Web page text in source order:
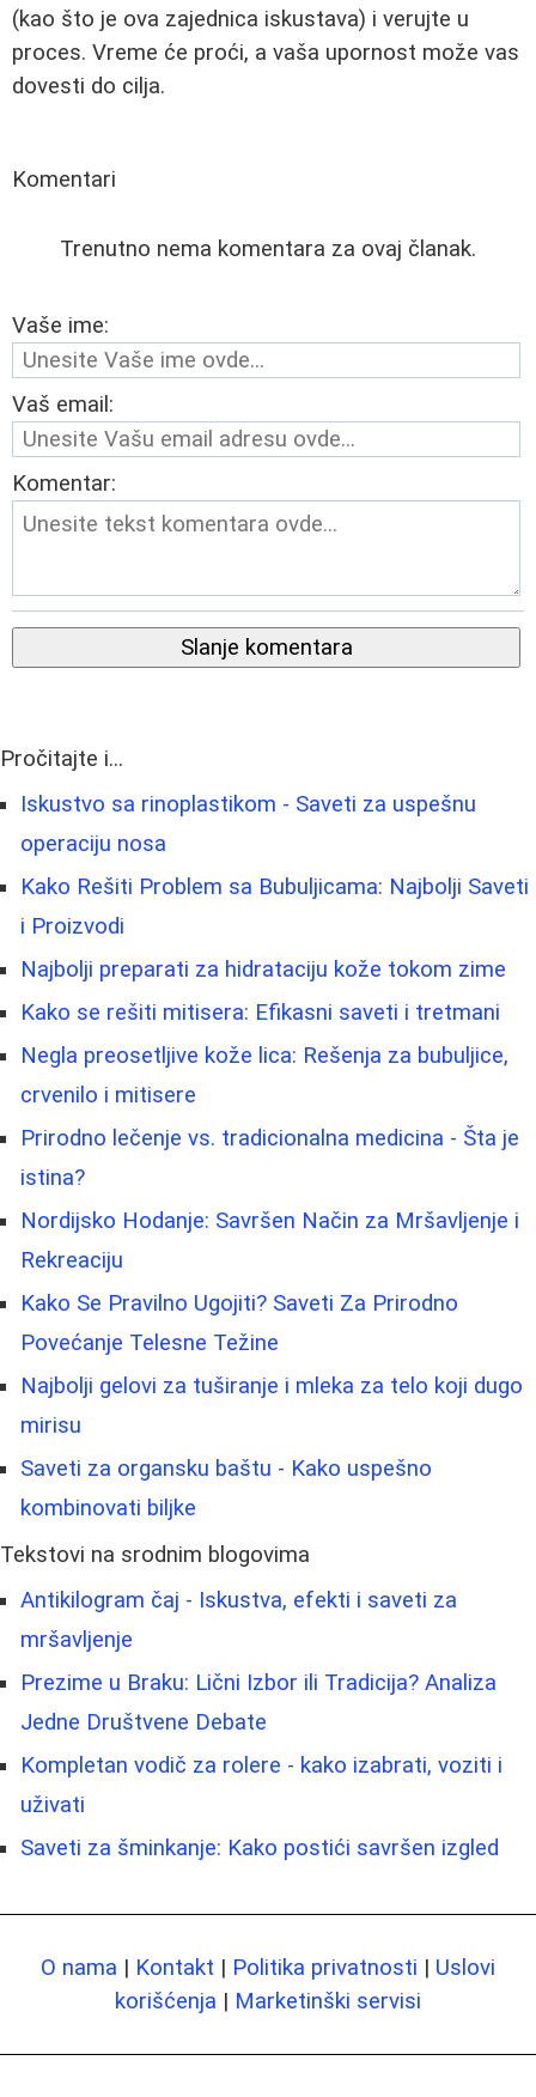
(kao što je ova zajednica iskustava) i verujte u
proces. Vreme će proći, a vaša upornost može vas
dovesti do cilja.
Komentari
Trenutno nema komentara za ovaj članak.
Vaše ime:
Vaš email:
Komentar:
Slanje komentara
Pročitajte i...
Iskustvo sa rinoplastikom - Saveti za uspešnu
operaciju nosa
Kako Rešiti Problem sa Bubuljicama: Najbolji Saveti
i Proizvodi
Najbolji preparati za hidrataciju kože tokom zime
Kako se rešiti mitisera: Efikasni saveti i tretmani
Negla preosetljive kože lica: Rešenja za bubuljice,
crvenilo i mitisere
Prirodno lečenje vs. tradicionalna medicina - Šta je
istina?
Nordijsko Hodanje: Savršen Način za Mršavljenje i
Rekreaciju
Kako Se Pravilno Ugojiti? Saveti Za Prirodno
Povećanje Telesne Težine
Najbolji gelovi za tuširanje i mleka za telo koji dugo
mirisu
Saveti za organsku baštu - Kako uspešno
kombinovati biljke
Tekstovi na srodnim blogovima
Antikilogram čaj - Iskustva, efekti i saveti za
mršavljenje
Prezime u Braku: Lični Izbor ili Tradicija? Analiza
Jedne Društvene Debate
Kompletan vodič za rolere - kako izabrati, voziti i
uživati
Saveti za šminkanje: Kako postići savršen izgled
O nama | Kontakt | Politika privatnosti | Uslovi
korišćenja | Marketinški servisi